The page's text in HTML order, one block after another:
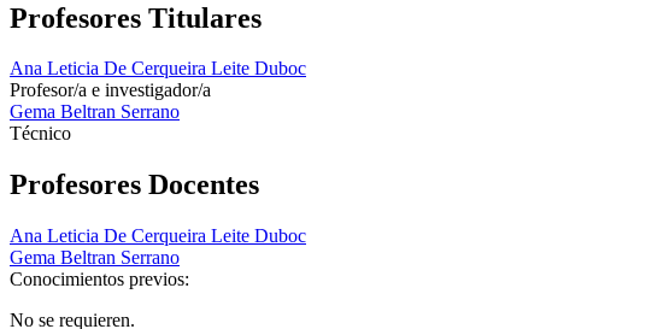
Profesores Titulares
Ana Leticia De Cerqueira Leite Duboc
Profesor/a e investigador/a
Gema Beltran Serrano
Técnico
Profesores Docentes
Ana Leticia De Cerqueira Leite Duboc
Gema Beltran Serrano
Conocimientos previos:
No se requieren.